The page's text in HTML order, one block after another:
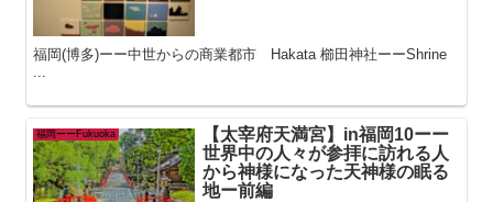
福岡(博多)ーー中世からの商業都市 Hakata 櫛田神社ーーShrine
...
福岡ーーFukuoka
【太宰府天満宮】in福岡10ーー
世界中の人々が参拝に訪れる人
から神様になった天神様の眠る
地ー前編